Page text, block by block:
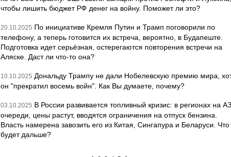
чтобы лишить бюджет РФ денег на войну. Поможет ли это?
20.10.2025 По инициативе Кремля Путин и Трамп поговорили по
телефону, а теперь готовится их встреча, вероятно, в Будапеште.
Подготовка идет серьёзная, остерегаются повторения встречи на
Аляске. Даст ли что-то она?
10.10.2025 Дональду Трампу не дали Нобелевскую премию мира,
он "прекратил восемь войн". Как Вы думаете, почему?
03.10.2025 В России развивается топливный кризис: в регионах на
очереди, цены растут, вводятся ограничения на отпуск бензина.
Власть намерена завозить его из Китая, Сингапура и Беларуси. Что
будет дальше?